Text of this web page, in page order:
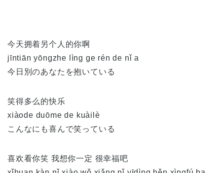
今天拥着另个人的你啊
jīntiān yōngzhe lìng ge rén de nǐ a
今日別のあなたを抱いている
笑得多么的快乐
xiàode duōme de kuàilè
こんなにも喜んで笑っている
喜欢看你笑 我想你一定 很幸福吧